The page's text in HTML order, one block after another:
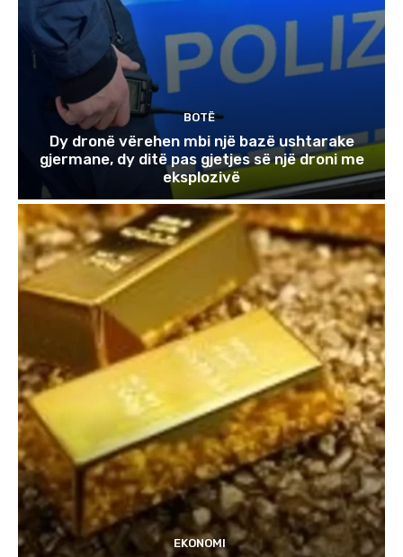
BOTË
Dy dronë vërehen mbi një bazë ushtarake
gjermane, dy ditë pas gjetjes së një droni me
eksplozivë
EKONOMI